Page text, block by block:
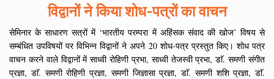
विद्वानों ने किया शोध-पत्रों का वाचन
सेमिनार के साधारण सत्रों में ‘भारतीय परम्परा में अहिंसक संवाद की खोज’ विषय से
सम्बंधित उपविषयों पर विभिन्न विद्वानों ने अपने 20 शोध-पत्र प्रस्तुत किए। शोध पत्र
वाचन करने वाले विद्वानों में साध्वी रोहिणी प्रभा, साध्वी तेजस्वी प्रभा, डाॅ. समणी संगीत
प्रज्ञा, डाॅ. समणी रोहिणी प्रज्ञा, समणी जिज्ञासा प्रज्ञा, डाॅ. समणी शशि प्रज्ञा, डाॅ.